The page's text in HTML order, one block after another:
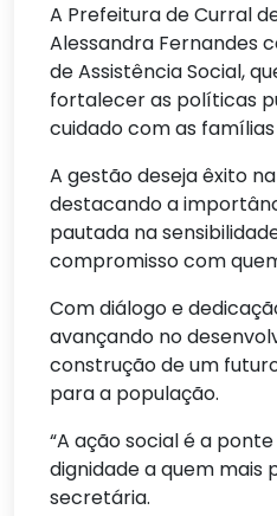
A Prefeitura de Curral
Alessandra Fernandes
de Assistência Social,
fortalecer as políticas
cuidado com as
A gestão deseja êxito
destacando a
pautada na
compromisso com
Com diálogo e
avançando no
construção de um
para a população.
“A ação social é a
dignidade a quem mais
secretária.